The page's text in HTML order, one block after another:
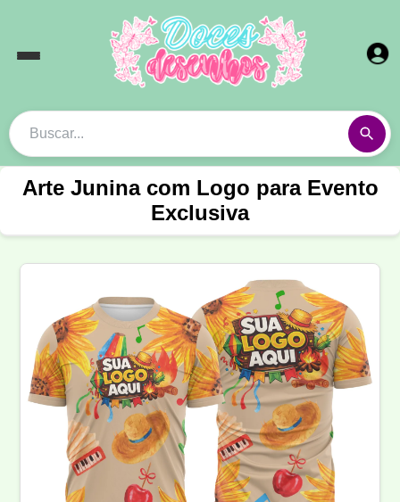
Arte Junina com Logo para Evento
Exclusiva